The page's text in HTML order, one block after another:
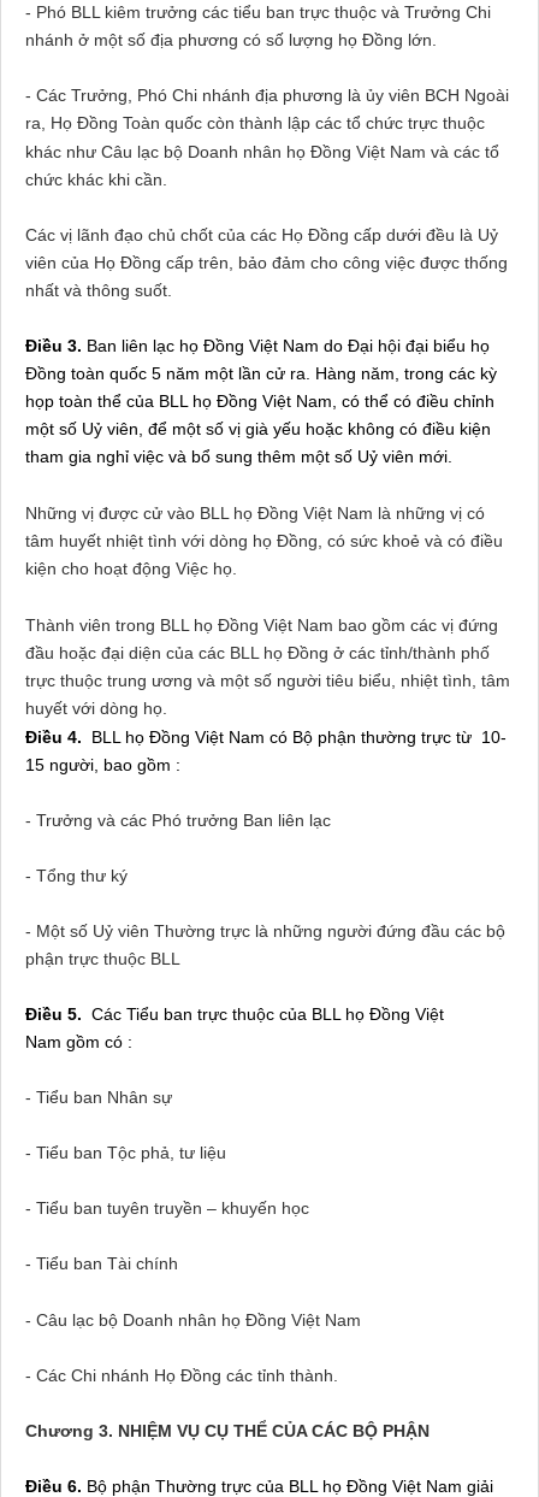
- Phó BLL kiêm trưởng các tiểu ban trực thuộc và Trưởng Chi
nhánh ở một số địa phương có số lượng họ Đồng lớn.
- Các Trưởng, Phó Chi nhánh địa phương là ủy viên BCH Ngoài
ra, Họ Đồng Toàn quốc còn thành lập các tổ chức trực thuộc
khác như Câu lạc bộ Doanh nhân họ Đồng Việt Nam và các tổ
chức khác khi cần.
Các vị lãnh đạo chủ chốt của các Họ Đồng cấp dưới đều là Uỷ
viên của Họ Đồng cấp trên, bảo đảm cho công việc được thống
nhất và thông suốt.
Điều 3. Ban liên lạc họ Đồng Việt Nam do Đại hội đại biểu họ
Đồng toàn quốc 5 năm một lần cử ra. Hàng năm, trong các kỳ
họp toàn thể của BLL họ Đồng Việt Nam, có thể có điều chỉnh
một số Uỷ viên, để một số vị già yếu hoặc không có điều kiện
tham gia nghỉ việc và bổ sung thêm một số Uỷ viên mới.
Những vị được cử vào BLL họ Đồng Việt Nam là những vị có
tâm huyết nhiệt tình với dòng họ Đồng, có sức khoẻ và có điều
kiện cho hoạt động Việc họ.
Thành viên trong BLL họ Đồng Việt Nam bao gồm các vị đứng
đầu hoặc đại diện của các BLL họ Đồng ở các tỉnh/thành phố
trực thuộc trung ương và một số người tiêu biểu, nhiệt tình, tâm
huyết với dòng họ.
Điều 4.
BLL họ Đồng Việt Nam có Bộ phận thường trực từ 10-
15 người, bao gồm :
- Trưởng và các Phó trưởng Ban liên lạc
- Tổng thư ký
- Một số Uỷ viên Thường trực là những người đứng đầu các bộ
phận trực thuộc BLL
Điều 5. Các Tiểu ban trực thuộc của BLL họ Đồng Việt
Nam gồm có :
- Tiểu ban Nhân sự
- Tiểu ban Tộc phả, tư liệu
- Tiểu ban tuyên truyền – khuyến học
- Tiểu ban Tài chính
- Câu lạc bộ Doanh nhân họ Đồng Việt Nam
- Các Chi nhánh Họ Đồng các tỉnh thành.
Chương 3. NHIỆM VỤ CỤ THỂ CỦA CÁC BỘ PHẬN
Điều 6. Bộ phận Thường trực của BLL họ Đồng Việt Nam giải